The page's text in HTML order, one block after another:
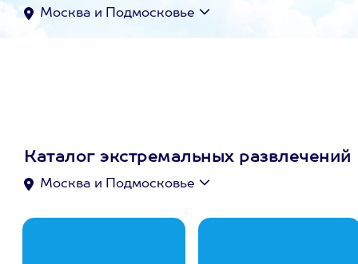
Москва и Подмосковье
Каталог экстремальных развлечений
Москва и Подмосковье